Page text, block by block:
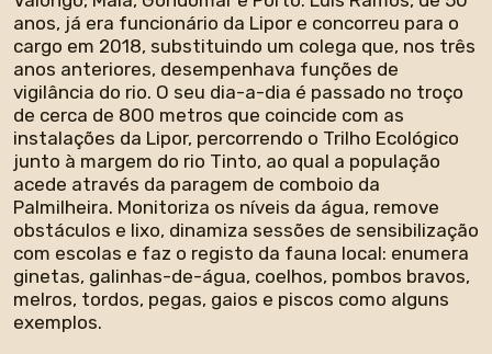
anos, já era funcionário da Lipor e concorreu para o
cargo em 2018, substituindo um colega que, nos três
anos anteriores, desempenhava funções de
vigilância do rio. O seu dia-a-dia é passado no troço
de cerca de 800 metros que coincide com as
instalações da Lipor, percorrendo o Trilho Ecológico
junto à margem do rio Tinto, ao qual a população
acede através da paragem de comboio da
Palmilheira. Monitoriza os níveis da água, remove
obstáculos e lixo, dinamiza sessões de sensibilização
com escolas e faz o registo da fauna local: enumera
ginetas, galinhas-de-água, coelhos, pombos bravos,
melros, tordos, pegas, gaios e piscos como alguns
exemplos.